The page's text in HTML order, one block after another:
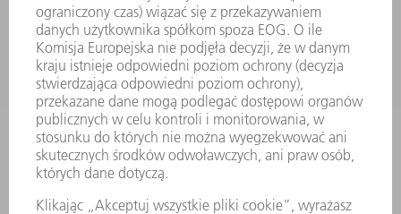
MASZYNY & SYSTEMY
LASER
ENERGOELEKTRONIKA
ELEKTRONARZĘDZIA
SMART FACTORY
OPROGRAMOWANIE
USŁUGI SERWISOWE
ZASTOSOWANIA
BRANŻE
FIRMA
OFERTY STANOWISK